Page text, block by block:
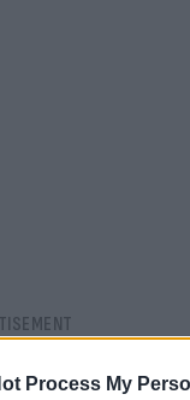
Process My